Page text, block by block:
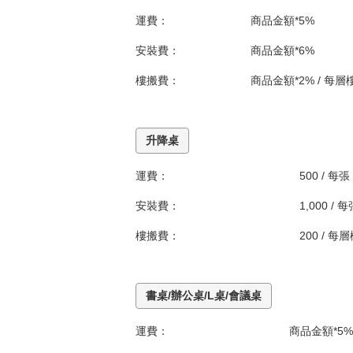
運費： 商品金額*5%
安裝費： 商品金額*6%
樓搬費： 商品金額*2% / 每層
升降桌
運費： 500 / 每張
安裝費： 1,000 / 每
樓搬費： 200 / 每層
書桌/辦公桌/L桌/會議桌
運費： 商品金額*5%